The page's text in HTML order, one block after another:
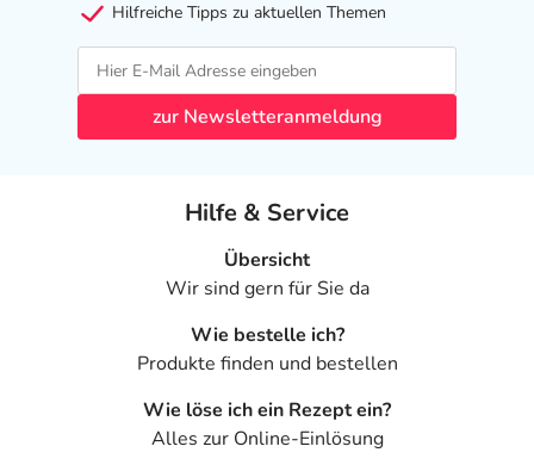
Hilfreiche Tipps zu aktuellen Themen
zur Newsletteranmeldung
Hilfe & Service
Übersicht
Wir sind gern für Sie da
Wie bestelle ich?
Produkte finden und bestellen
Wie löse ich ein Rezept ein?
Alles zur Online-Einlösung